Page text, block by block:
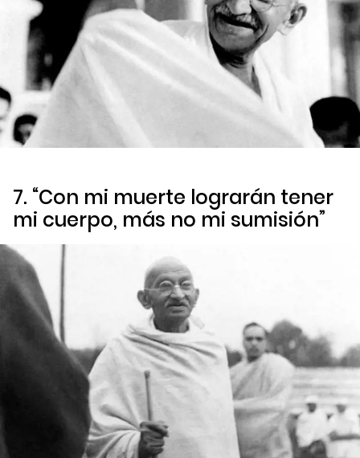
7. “Con mi muerte lograrán tener
mi cuerpo, más no mi sumisión”